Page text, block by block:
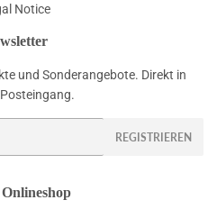
Notice
und Sonderangebote. Direkt in
REGISTRIEREN